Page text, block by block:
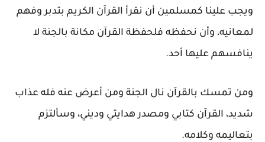
ويجب علينا كمسلمين أن نقرأ القرآن الكريم بتدبر وفهم
لمعانيه، وأن نحفظه فلحفظة القرآن مكانة بالجنة لا
ينافسهم عليها أحد.
ومن تمسك بالقرآن نال الجنة ومن أعرض عنه فله عذاب
شديد، القرآن كتابي ومصدر هدايتي وديني، وسألتزم
بتعاليمه وكلامه.